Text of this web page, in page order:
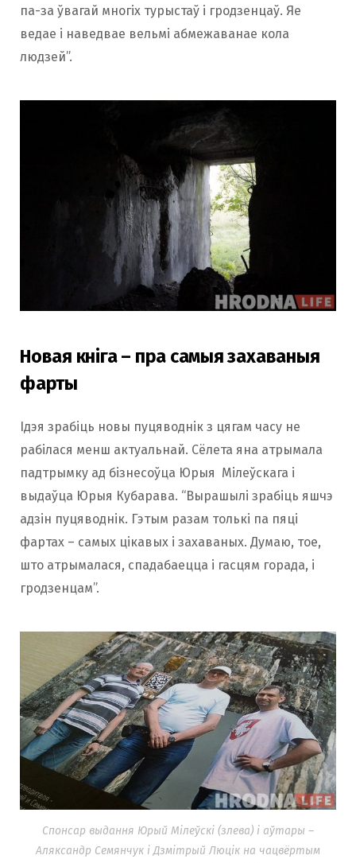
па-за ўвагай многіх турыстаў і гродзенцаў. Яе
ведае і наведвае вельмі абмежаванае кола
людзей”.
Новая кніга – пра самыя захаваныя
фарты
Ідэя зрабіць новы пуцяводнік з цягам часу не
рабілася менш актуальнай. Сёлета яна атрымала
падтрымку ад бізнесоўца Юрыя Мілеўскага і
выдаўца Юрыя Кубарава. “Вырашылі зрабіць яшчэ
адзін пуцяводнік. Гэтым разам толькі па пяці
фартах – самых цікавых і захаваных. Думаю, тое,
што атрымалася, спадабаецца і гасцям горада, і
гродзенцам”.
Спонсар выдання Юрый Мілеўскі (злева) і аўтары –
Аляксандр Семянчук і Дзмітрый Люцік на чацвёртым